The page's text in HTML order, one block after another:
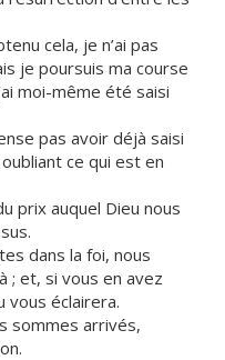
cela, je n’ai pas
je poursuis ma course
moi-même été saisi
pas avoir déjà saisi
ce qui est en
prix auquel Dieu nous
dans la foi, nous
; et, si vous en avez
vous éclairera.
sommes arrivés,